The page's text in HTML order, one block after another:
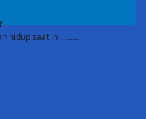
hidup saat ini ........